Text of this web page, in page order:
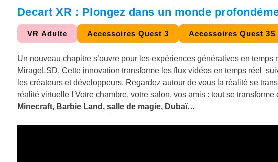
Decart XR : Plongez dans un monde
VR Adulte Accessoires Quest 3 Accessoires Quest 3S
Un nouveau chapitre s’ouvre pour les expériences génératives en temps
MirageLSD. Cette innovation transforme les flux vidéos en temps réel
les créateurs et développeurs. Regardez autour de vous la réalité se
réalité virtuelle ! Votre chambre, votre salon, vos amis : tout se
Minecraft, Barbie Land, salle de magie, Dubaï…